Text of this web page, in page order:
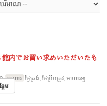
内でお買い求めいただいたも
អាហារ ថ្ងៃត្រង់, ថែប្រឹបត្រូវ, អាហារឡ
ែម